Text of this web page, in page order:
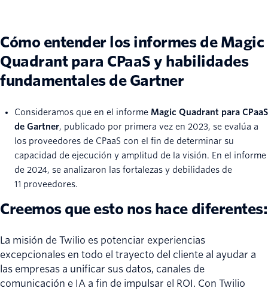
Cómo entender los informes de Magic
Quadrant para CPaaS y habilidades
fundamentales de Gartner
Consideramos que en el informe Magic Quadrant para CPaaS
de Gartner, publicado por primera vez en 2023, se evalúa a
los proveedores de CPaaS con el fin de determinar su
capacidad de ejecución y amplitud de la visión. En el informe
de 2024, se analizaron las fortalezas y debilidades de
11 proveedores.
Creemos que esto nos hace diferentes:
La misión de Twilio es potenciar experiencias
excepcionales en todo el trayecto del cliente al ayudar a
las empresas a unificar sus datos, canales de
comunicación e IA a fin de impulsar el ROI. Con Twilio